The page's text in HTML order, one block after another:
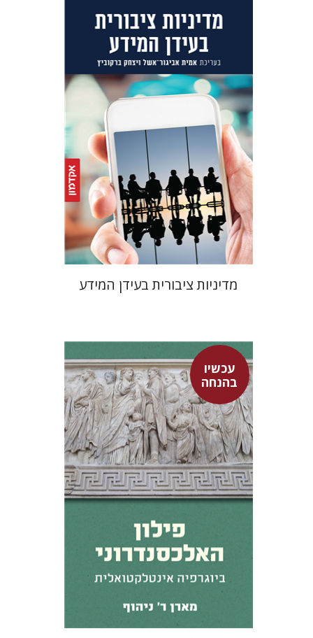
יצחק ברקוביץ אמית אביגור-אשל
הנחת אתר ספר מודפס
$35
$32
מדיניות ציבורית בעידן המידע
עכשיו
בהנחהמארן ר' ניהוף
רון אגמון
אסף רוט
עכשיו בהנחה
$42
$31